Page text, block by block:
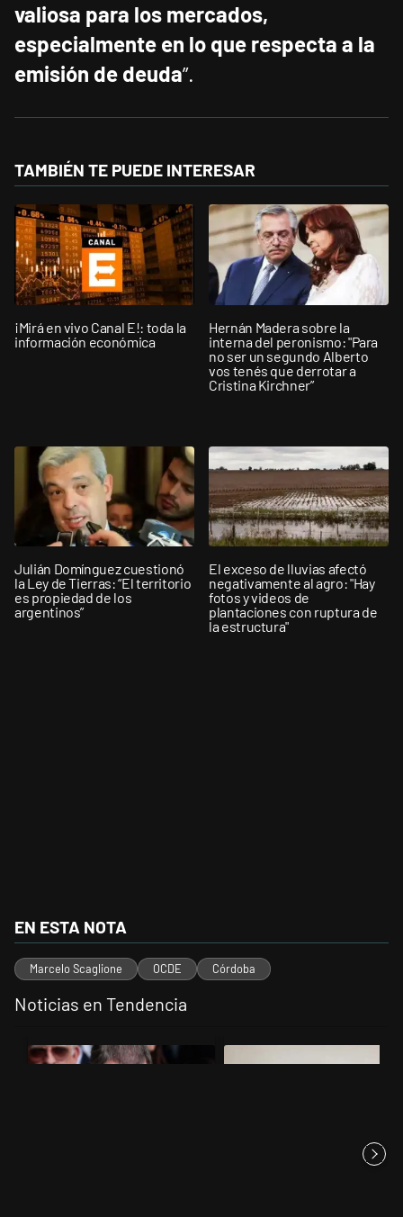
valiosa para los mercados,
especialmente en lo que respecta a la
emisión de deuda”.
TAMBIÉN TE PUEDE INTERESAR
¡Mirá en vivo Canal E!: toda la
información económica
Hernán Madera sobre la
interna del peronismo: "Para
no ser un segundo Alberto
vos tenés que derrotar a
Cristina Kirchner”
Julián Domínguez cuestionó
la Ley de Tierras: “El territorio
es propiedad de los
argentinos”
El exceso de lluvias afectó
negativamente al agro: "Hay
fotos y videos de
plantaciones con ruptura de
la estructura"
EN ESTA NOTA
Marcelo Scaglione OCDE Córdoba
Noticias en Tendencia
Un artículo de tendencia con el título "El fiscal intimó a Manuel
Un artículo de tendencia con el